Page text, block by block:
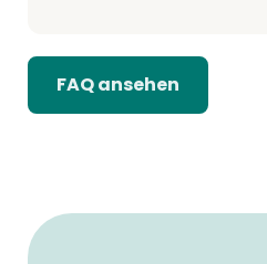
FAQ ansehen